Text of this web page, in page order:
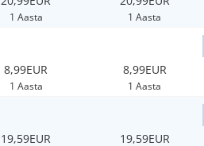
1 Aasta 1 Aasta
8,99EUR
1 Aasta
8,99EUR
1 Aasta
19,59EUR 19,59EUR